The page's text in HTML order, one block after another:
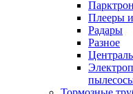
Плееры
Радары
Разное